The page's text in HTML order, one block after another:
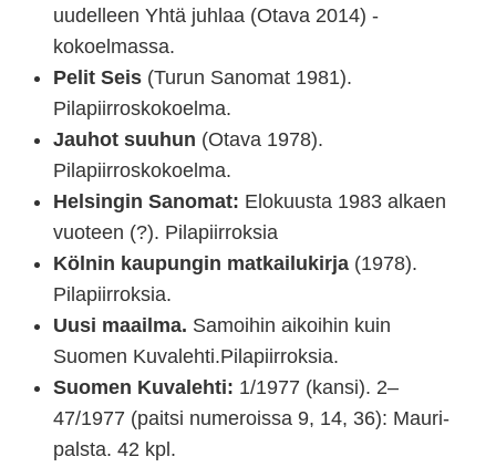
uudelleen Yhtä juhlaa (Otava 2014) -
kokoelmassa.
Pelit Seis (Turun Sanomat 1981).
Pilapiirroskokoelma.
Jauhot suuhun (Otava 1978).
Pilapiirroskokoelma.
Helsingin Sanomat: Elokuusta 1983 alkaen
vuoteen (?). Pilapiirroksia
Kölnin kaupungin matkailukirja (1978).
Pilapiirroksia.
Uusi maailma. Samoihin aikoihin kuin
Suomen Kuvalehti.Pilapiirroksia.
Suomen Kuvalehti: 1/1977 (kansi). 2–
47/1977 (paitsi numeroissa 9, 14, 36): Mauri-
palsta. 42 kpl.